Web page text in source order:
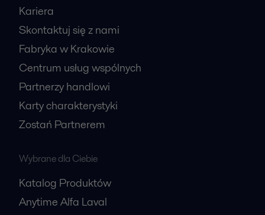
Kariera
Skontaktuj się z nami
Fabryka w Krakowie
Centrum usług wspólnych
Partnerzy handlowi
Karty charakterystyki
Zostań Partnerem
Wybrane dla Ciebie
Katalog Produktów
Anytime Alfa Laval